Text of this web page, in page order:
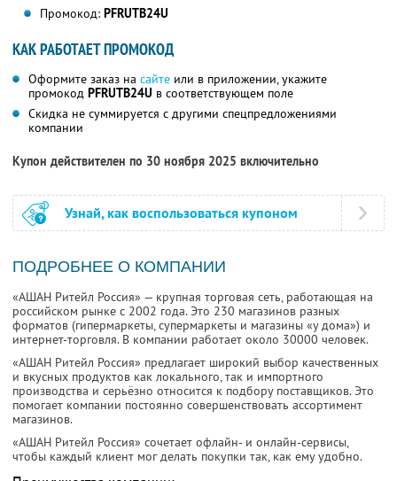
Промокод: PFRUTB24U
КАК РАБОТАЕТ ПРОМОКОД
Оформите заказ на сайте или в приложении, укажите
промокод PFRUTB24U в соответствующем поле
Скидка не суммируется с другими спецпредложениями
компании
Купон действителен по 30 ноября 2025 включительно
Узнай, как воспользоваться купоном
ПОДРОБНЕЕ О КОМПАНИИ
«АШАН Ритейл Россия» — крупная торговая сеть, работающая на
российском рынке с 2002 года. Это 230 магазинов разных
форматов (гипермаркеты, супермаркеты и магазины «у дома») и
интернет-торговля. В компании работает около 30000 человек.
«АШАН Ритейл Россия» предлагает широкий выбор качественных
и вкусных продуктов как локального, так и импортного
производства и серьёзно относится к подбору поставщиков. Это
помогает компании постоянно совершенствовать ассортимент
магазинов.
«АШАН Ритейл Россия» сочетает офлайн- и онлайн-сервисы,
чтобы каждый клиент мог делать покупки так, как ему удобно.